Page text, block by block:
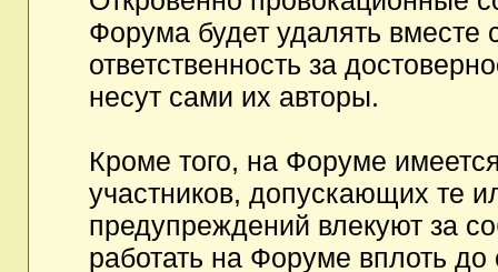
Форума будет удалять вместе
ответственность за
несут сами их авторы.
Кроме того, на Форуме
участников, допускающих те
предупреждений влекуют за
работать на Форуме вплоть